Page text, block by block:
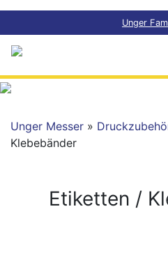
Unger
Unger Messer »
Klebebänder
Etiketten /